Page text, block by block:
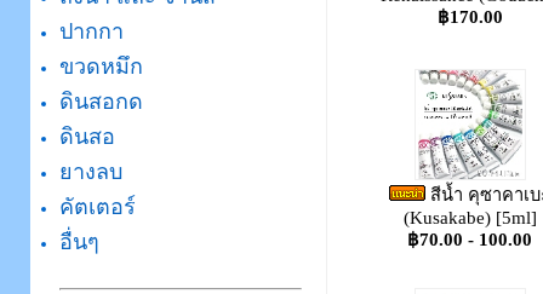
ปากกา
ขวดหมึก
ดินสอกด
ดินสอ
ยางลบ
คัตเตอร์
อื่นๆ
฿170.00
สีน้ำ คุซาคาเบ
(Kusakabe) [5ml]
฿70.00 - 100.00